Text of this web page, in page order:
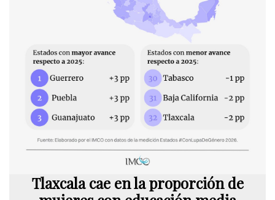
Tlaxcala cae en la proporción de